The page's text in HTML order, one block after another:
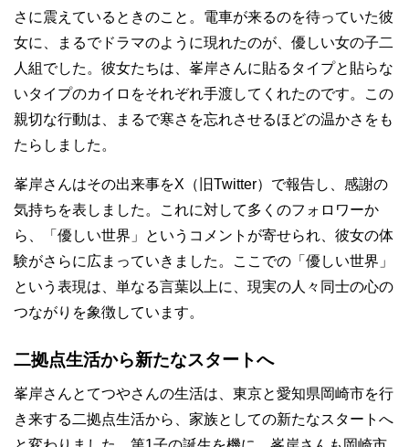
さに震えているときのこと。電車が来るのを待っていた彼
女に、まるでドラマのように現れたのが、優しい女の子二
人組でした。彼女たちは、峯岸さんに貼るタイプと貼らな
いタイプのカイロをそれぞれ手渡してくれたのです。この
親切な行動は、まるで寒さを忘れさせるほどの温かさをも
たらしました。
峯岸さんはその出来事をX（旧Twitter）で報告し、感謝の
気持ちを表しました。これに対して多くのフォロワーか
ら、「優しい世界」というコメントが寄せられ、彼女の体
験がさらに広まっていきました。ここでの「優しい世界」
という表現は、単なる言葉以上に、現実の人々同士の心の
つながりを象徴しています。
二拠点生活から新たなスタートへ
峯岸さんとてつやさんの生活は、東京と愛知県岡崎市を行
き来する二拠点生活から、家族としての新たなスタートへ